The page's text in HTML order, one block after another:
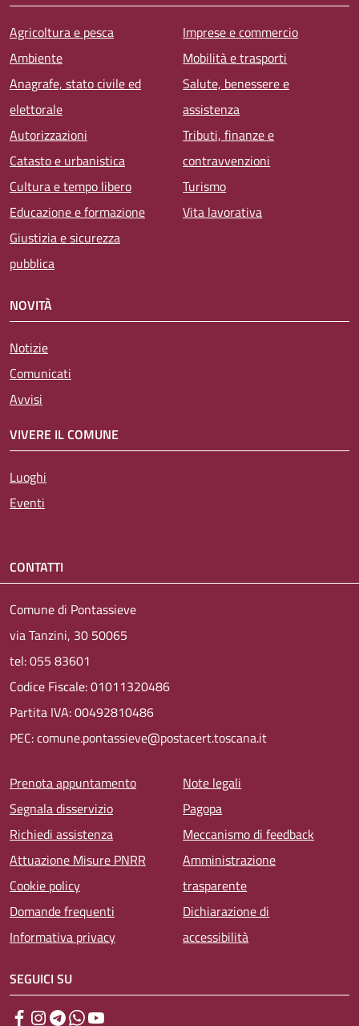
Agricoltura e pesca
Ambiente
Anagrafe, stato civile ed
elettorale
Autorizzazioni
Catasto e urbanistica
Cultura e tempo libero
Educazione e formazione
Giustizia e sicurezza
pubblica
Imprese e commercio
Mobilità e trasporti
Salute, benessere e
assistenza
Tributi, finanze e
contravvenzioni
Turismo
Vita lavorativa
NOVITÀ
Notizie
Comunicati
Avvisi
VIVERE IL COMUNE
Luoghi
Eventi
CONTATTI
Comune di Pontassieve
via Tanzini, 30 50065
tel: 055 83601
Codice Fiscale: 01011320486
Partita IVA: 00492810486
PEC: comune.pontassieve@postacert.toscana.it
Menu piè di pagina
Prenota appuntamento
Segnala disservizio
Richiedi assistenza
Attuazione Misure PNRR
Cookie policy
Domande frequenti
Informativa privacy
Note legali
Pagopa
Meccanismo di feedback
Amministrazione
trasparente
Dichiarazione di
accessibilità
SEGUICI SU
Facebook
Instagram
TelegramWhatsApp